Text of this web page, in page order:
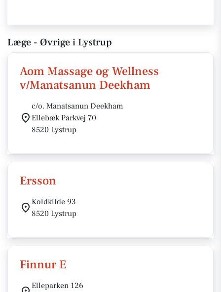
Læge - Øvrige i Lystrup
Aom Massage og Wellness
v/Manatsanun Deekham
c/o. Manatsanun Deekham
Ellebæk Parkvej 70
8520 Lystrup
Ersson
Koldkilde 93
8520 Lystrup
Finnur E
Elleparken 126